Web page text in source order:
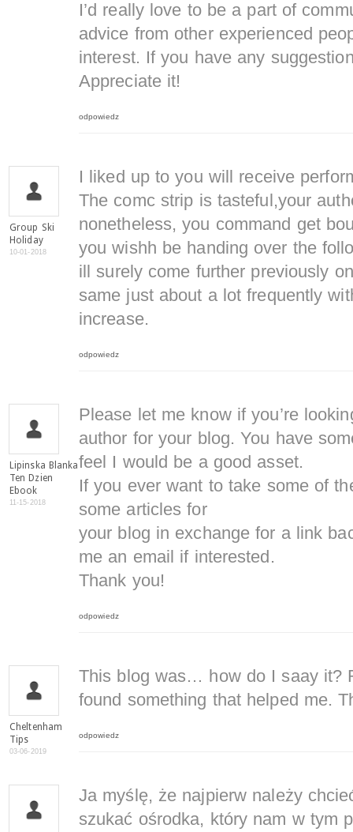
I’d really love to be a part of
advice from other experienced
interest. If you have any
Appreciate it!
odpowiedz
Group Ski
Holiday
10-01-2018
I liked up to you will receive
The comc strip is tasteful,your
nonetheless, you command get
you wishh be handing over the
ill surely come further previously
same just about a lot frequently
increase.
odpowiedz
Lipinska Blanka
Ten Dzien
Ebook
11-15-2018
Please let me know if you’re
author for your blog. You have
feel I would be a good asset.
If you ever want to take some of
some articles for
your blog in exchange for a link
me an email if interested.
Thank you!
odpowiedz
Cheltenham
Tips
03-06-2019
This blog was… how do I saay it?
found something that helped me.
odpowiedz
Ja myślę, że najpierw należy
szukać ośrodka, który nam w tym